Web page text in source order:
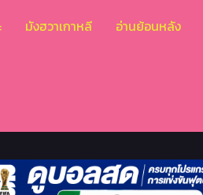
มังฮวาเกาหลี อ่านย้อนหลัง